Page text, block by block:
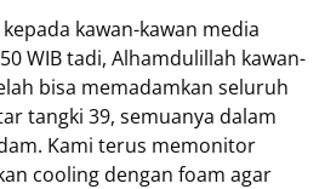
kawan-kawan media
WIB tadi, Alhamdulillah kawan-
bisa memadamkan seluruh
tangki 39, semuanya dalam
Kami terus memonitor
cooling dengan foam agar